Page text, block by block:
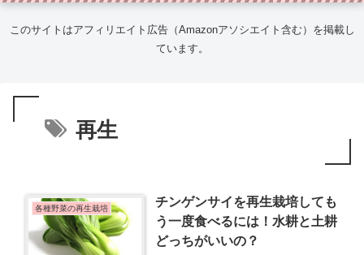
このサイトはアフィリエイト広告（Amazonアソシエイト含む）を掲載し
ています。
再生
各種野菜の再生栽培
チンゲンサイを再生栽培しても
う一度食べるには！水耕と土耕
どっちがいいの？